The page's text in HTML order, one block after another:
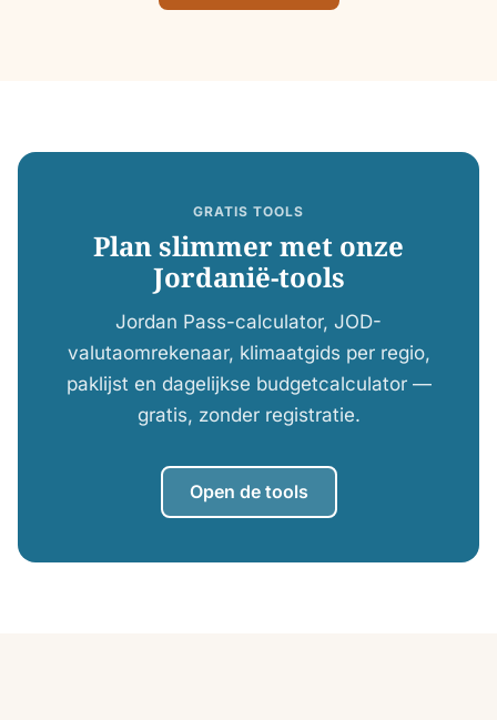
GRATIS TOOLS
Plan slimmer met onze
Jordanië-tools
Jordan Pass-calculator, JOD-
valutaomrekenaar, klimaatgids per regio,
paklijst en dagelijkse budgetcalculator —
gratis, zonder registratie.
Open de tools